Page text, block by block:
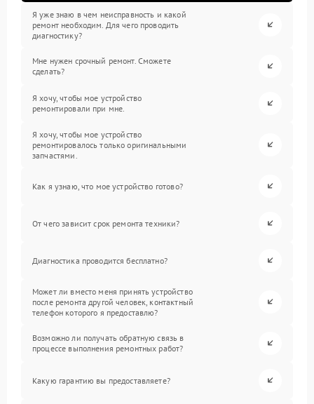
Я уже знаю в чем неисправность и какой
ремонт необходим. Для чего проводить
диагностику?
Мне нужен срочный ремонт. Сможете
сделать?
Я хочу, чтобы мое устройство
ремонтировали при мне.
Я хочу, чтобы мое устройство
ремонтировалось только оригинальными
запчастями.
Как я узнаю, что мое устройство готово?
От чего зависит срок ремонта техники?
Диагностика проводится бесплатно?
Может ли вместо меня принять устройство
после ремонта другой человек, контактный
телефон которого я предоставлю?
Возможно ли получать обратную связь в
процессе выполнения ремонтных работ?
Какую гарантию вы предоставляете?